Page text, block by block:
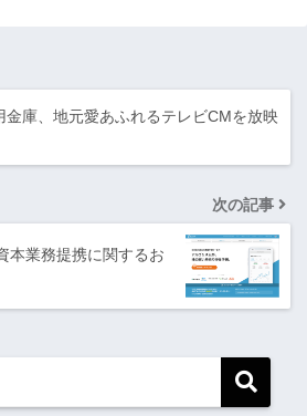
金庫、地元愛あふれるテレビCMを放映
次の記事
本業務提携に関するお